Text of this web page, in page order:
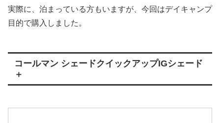
実際に、泊まっている方もいますが、今回はデイキャンプ
目的で購入しました。
コールマン シェードクイックアップIGシェード
＋